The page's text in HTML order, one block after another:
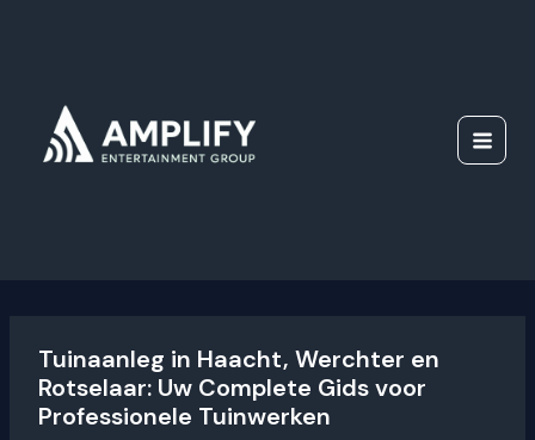
Tuinaanleg in Haacht, Werchter en
Rotselaar: Uw Complete Gids voor
Professionele Tuinwerken